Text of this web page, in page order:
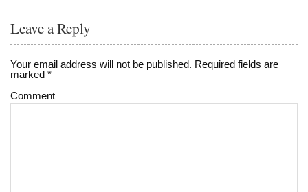
Leave a Reply
Your email address will not be published. Required fields are
marked*
Comment